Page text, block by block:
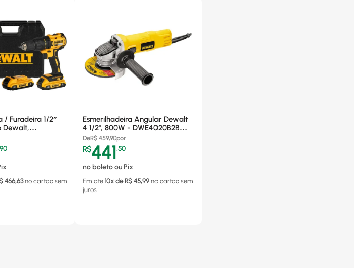
/ Furadeira 1/2”
Dewalt,
a Bateria -
90
466,63 no cartao sem
Esmerilhadeira Angular Dewalt
4 1/2", 800W - DWE4020B2B
220V
DeR$ 459,90por
R$441,50
no boleto ou Pix
Em ate 10x de R$ 45,99 no cartao sem
juros